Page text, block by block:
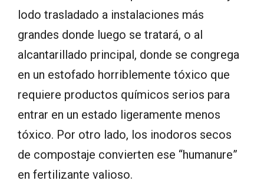
lodo trasladado a instalaciones más
grandes donde luego se tratará, o al
alcantarillado principal, donde se congrega
en un estofado horriblemente tóxico que
requiere productos químicos serios para
entrar en un estado ligeramente menos
tóxico. Por otro lado, los inodoros secos
de compostaje convierten ese “humanure”
en fertilizante valioso.